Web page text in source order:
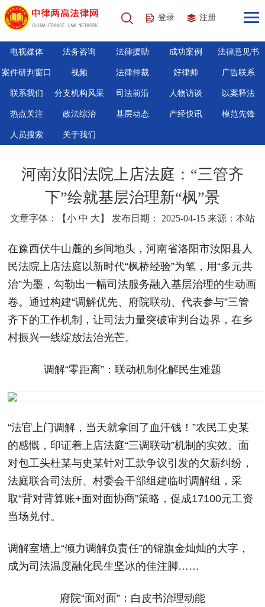
登录 注册
电视媒体 法务咨询 法律援助 成功案例 法律意见书
案件研判窗口 视频 法律仲裁 好律师 广告联系
联系我们 分支机构风采 司法前沿 人物访谈 以案释法
热点关注 政法综治 基层动态 产经快讯 模范先锋
人员搜索 关于我们
河南汝阳法院上店法庭：“三管齐
下”绘就基层治理新“枫”景
文章字体：【小 中 大 】 发布日期： 2025-04-15 来源：本站
在豫西伏牛山麓的乡间地头，河南省洛阳市汝阳县人
民法院上店法庭以新时代“枫桥经验”为笔，用“多元共
治”为墨，勾勒出一幅司法服务融入基层治理的生动画
卷。通过构建“调解优先、府院联动、代表参与”三管
齐下的工作机制，让司法力量突破审判台边界，在乡
村振兴一线绽放法治光芒。
调解“零距离”：联动机制化解民生难题
“法官上门调解，当天就拿回了血汗钱！”农民工史某
的感慨，印证着上店法庭“三调联动”机制的实效。面
对包工头杜某与史某针对工款争议引发的欠薪纠纷，
法庭联合司法所、村委会干部组建临时调解组，采
取“背对背算账+面对面协商”策略，促成17100元工资
当场兑付。
调解室墙上“倾力调解负责任”的锦旗金灿灿的大字，
成为司法温度融化民生坚冰的佳注脚……
府院“面对面”：白皮书治理动能